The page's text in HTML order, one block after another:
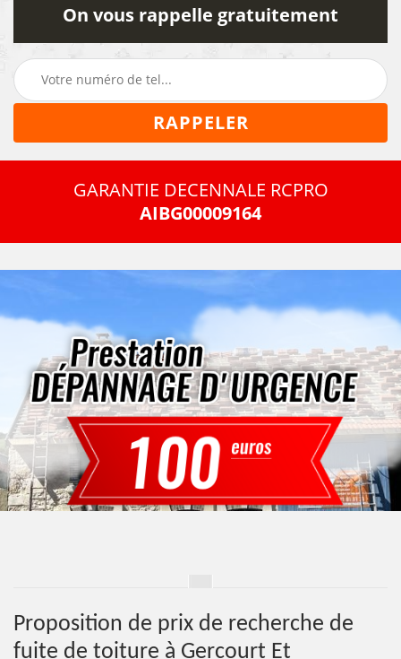
On vous rappelle gratuitement
GARANTIE DECENNALE RCPRO
AIBG00009164
Proposition de prix de recherche de
fuite de toiture à Gercourt Et